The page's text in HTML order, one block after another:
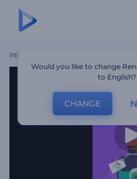
Início
Would you like to change
to English?
CHANGE